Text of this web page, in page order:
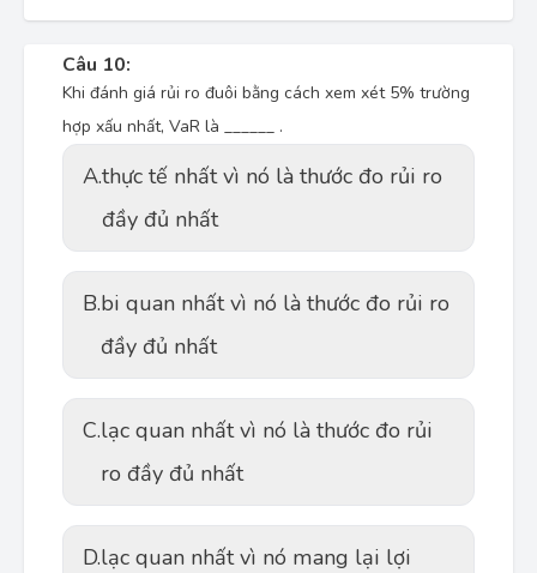
Câu 10:
Khi đánh giá rủi ro đuôi bằng cách xem xét 5% trường
hợp xấu nhất, VaR là ______ .
A.thực tế nhất vì nó là thước đo rủi ro
đầy đủ nhất
B.bi quan nhất vì nó là thước đo rủi ro
đầy đủ nhất
C.lạc quan nhất vì nó là thước đo rủi
ro đầy đủ nhất
D.lạc quan nhất vì nó mang lại lợi